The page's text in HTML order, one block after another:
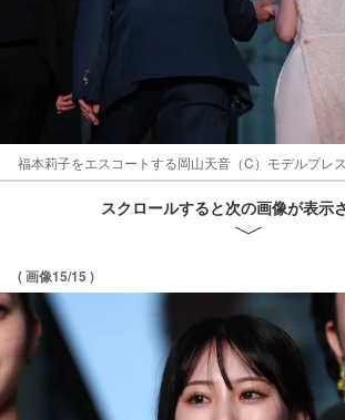
福本莉子をエスコートする岡山天音（C）モデルプレス
スクロールすると次の画像が表示
( 画像15/15 )